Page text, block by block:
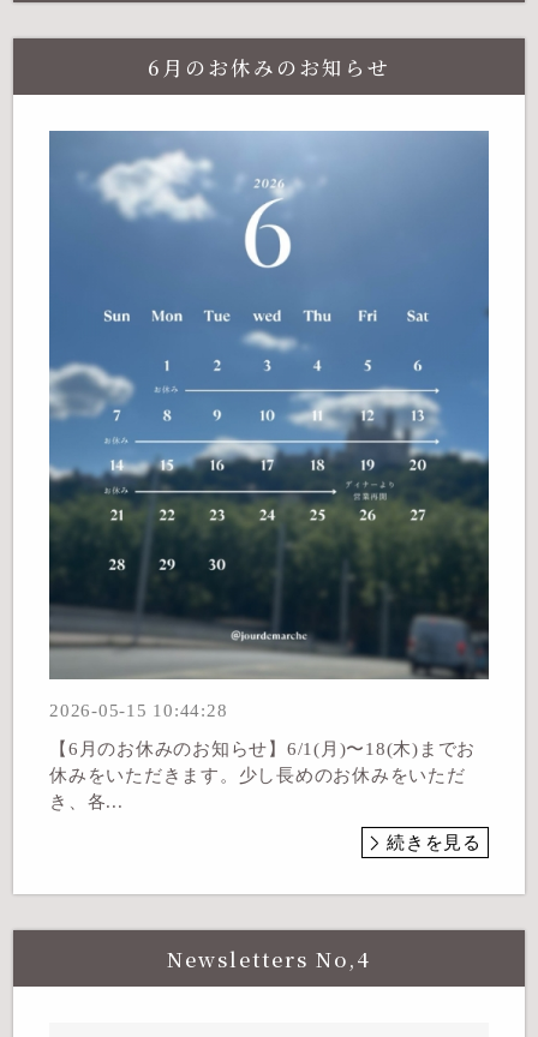
6月のお休みのお知らせ
2026-05-15 10:44:28
【6月のお休みのお知らせ】6/1(月)〜18(木)までお
休みをいただきます。少し長めのお休みをいただ
き、各...
続きを見る
Newsletters No,4